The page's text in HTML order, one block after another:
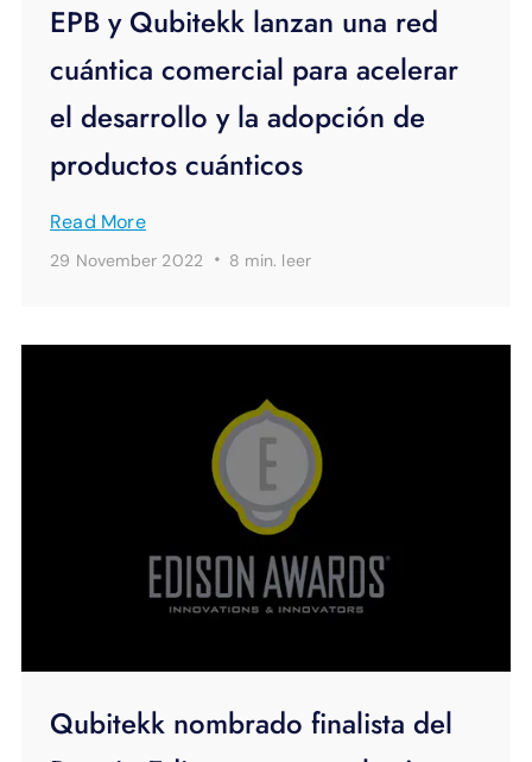
EPB y Qubitekk lanzan una red
cuántica comercial para acelerar
el desarrollo y la adopción de
productos cuánticos
Read More
29 November 2022 · 8 min. leer
Qubitekk nombrado finalista del